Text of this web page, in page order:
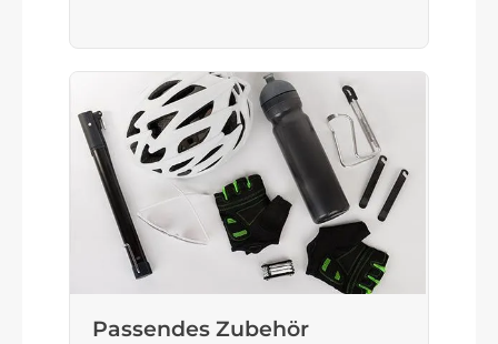
Akku
Bosch CompactTube 400 SMART SYSTEM
Laufradgröße
28 Zoll
Gepäckträger
KTM light42 (monkey load) +rack clip
Passendes Zubehör